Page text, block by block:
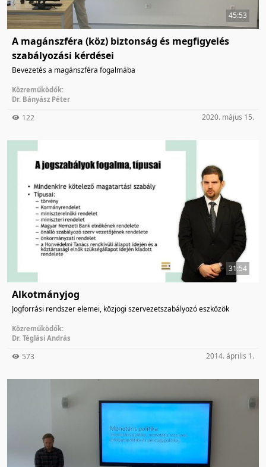
45:53
A magánszféra (köz) biztonság és megfigyelés
szabályozási kérdései
Bevezetés a magánszféra fogalmába
Közreműködők:
Dr. Bányász Péter
122 2020. május 15.
31:54
Alkotmányjog
Jogforrási rendszer elemei, közjogi szervezetszabályozó eszközök
Közreműködők:
Dr. Téglási András
573 2014. április 1.